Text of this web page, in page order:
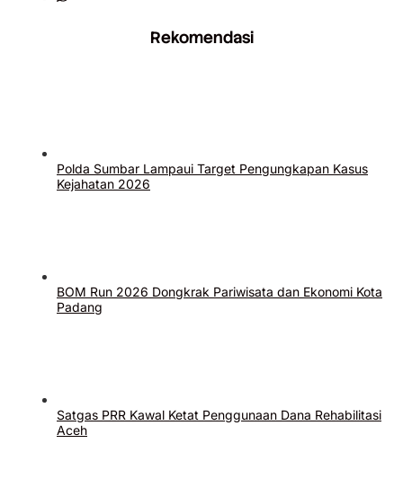
Rekomendasi
Polda Sumbar Lampaui Target Pengungkapan Kasus
Kejahatan 2026
BOM Run 2026 Dongkrak Pariwisata dan Ekonomi Kota
Padang
Satgas PRR Kawal Ketat Penggunaan Dana Rehabilitasi
Aceh